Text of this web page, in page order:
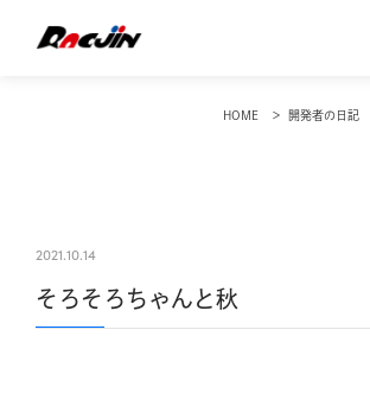
HOME 開発者の日記
2021.10.14
そろそろちゃんと秋